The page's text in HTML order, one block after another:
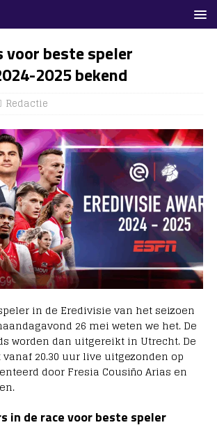
voor beste speler
2025 bekend
Redactie
in de Eredivisie van het seizoen
26 mei weten we het. De
worden dan uitgereikt in Utrecht. De
20.30 uur live uitgezonden op
door Fresia Cousiño Arias en
in de race voor beste speler